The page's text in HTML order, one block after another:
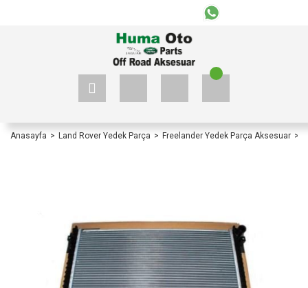
Anasayfa Land Rover Yedek Parça Freelander Yedek Parça Aksesuar